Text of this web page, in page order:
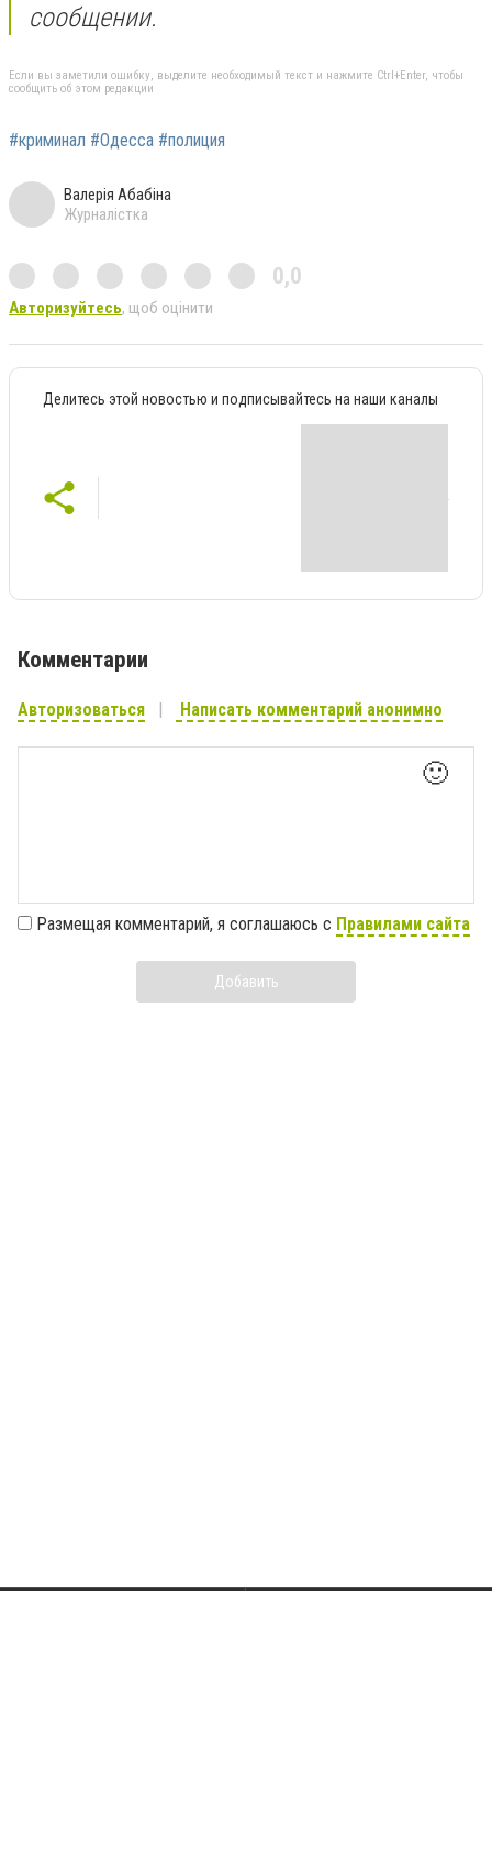
сообщении.
Если вы заметили ошибку, выделите необходимый текст и нажмите Ctrl+Enter, чтобы
сообщить об этом редакции
#криминал #Одесса #полиция
Валерія Абабіна
Журналістка
0,0
Авторизуйтесь, щоб оцінити
Делитесь этой новостью и подписывайтесь на наши каналы
Комментарии
Авторизоваться Написать комментарий анонимно
🙂
Размещая комментарий, я соглашаюсь с Правилами сайта
Добавить